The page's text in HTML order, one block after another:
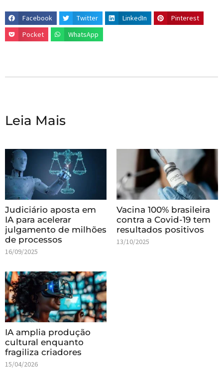
Facebook Twitter LinkedIn
Pinterest
Pocket
WhatsApp
Leia Mais
Judiciário aposta em
IA para acelerar
julgamento de milhões
de processos
16/09/2025
Vacina 100% brasileira
contra a Covid-19 tem
resultados positivos
13/10/2025
IA amplia produção
cultural enquanto
fragiliza criadores
15/04/2026